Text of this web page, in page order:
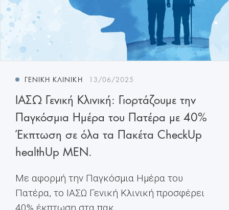
ΓΕΝΙΚΉ ΚΛΙΝΙΚΉ 13/06/2025
ΙΑΣΩ Γενική Κλινική: Γιορτάζουμε την
Παγκόσμια Ημέρα του Πατέρα με 40%
Έκπτωση σε όλα τα Πακέτα CheckUp
healthUp MEN.
Με αφορμή την Παγκόσμια Ημέρα του
Πατέρα, το ΙΑΣΩ Γενική Κλινική προσφέρει